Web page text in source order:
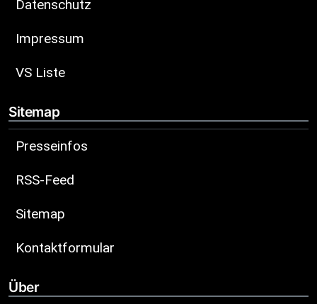
Datenschutz
Impressum
VS Liste
Sitemap
Presseinfos
RSS-Feed
Sitemap
Kontaktformular
Über